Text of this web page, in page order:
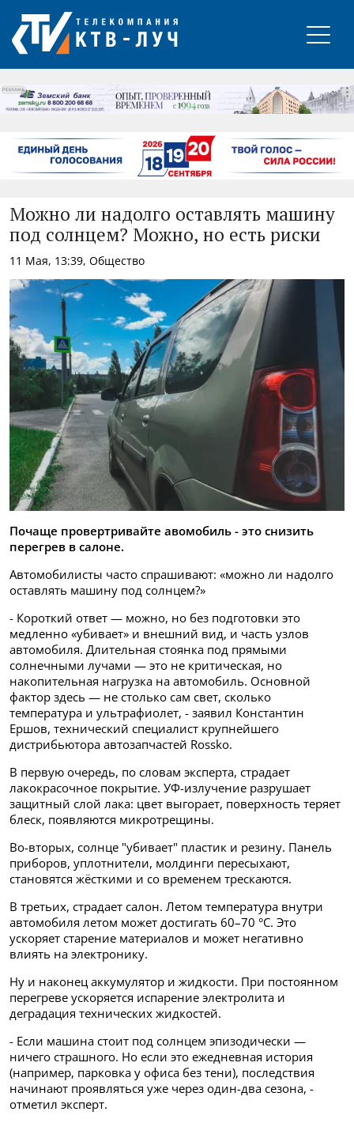
РЕКЛАМА
Можно ли надолго оставлять машину
под солнцем? Можно, но есть риски
11 Мая, 13:39, Общество
Почаще провертривайте авомобиль - это снизить
перегрев в салоне.
Автомобилисты часто спрашивают: «можно ли надолго
оставлять машину под солнцем?»
- Короткий ответ — можно, но без подготовки это
медленно «убивает» и внешний вид, и часть узлов
автомобиля. Длительная стоянка под прямыми
солнечными лучами — это не критическая, но
накопительная нагрузка на автомобиль. Основной
фактор здесь — не столько сам свет, сколько
температура и ультрафиолет, - заявил Константин
Ершов, технический специалист крупнейшего
дистрибьютора автозапчастей Rossko.
В первую очередь, по словам эксперта, страдает
лакокрасочное покрытие. УФ-излучение разрушает
защитный слой лака: цвет выгорает, поверхность теряет
блеск, появляются микротрещины.
Во-вторых, солнце "убивает" пластик и резину. Панель
приборов, уплотнители, молдинги пересыхают,
становятся жёсткими и со временем трескаются.
В третьих, страдает салон. Летом температура внутри
автомобиля летом может достигать 60–70 °C. Это
ускоряет старение материалов и может негативно
влиять на электронику.
Ну и наконец аккумулятор и жидкости. При постоянном
перегреве ускоряется испарение электролита и
деградация технических жидкостей.
- Если машина стоит под солнцем эпизодически —
ничего страшного. Но если это ежедневная история
(например, парковка у офиса без тени), последствия
начинают проявляться уже через один-два сезона, -
отметил эксперт.